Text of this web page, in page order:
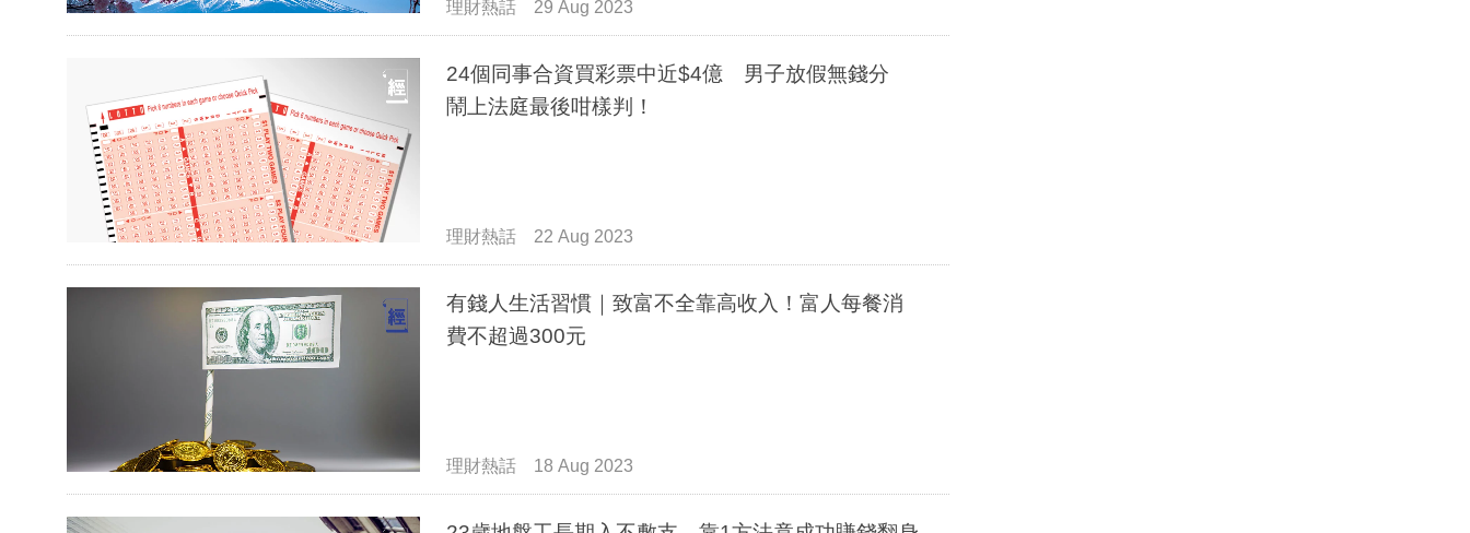
理財熱話 29 Aug 2023
24個同事合資買彩票中近$4億 男子放假無錢分
鬧上法庭最後咁樣判！
理財熱話 22 Aug 2023
有錢人生活習慣｜致富不全靠高收入！富人每餐消
費不超過300元
理財熱話 18 Aug 2023